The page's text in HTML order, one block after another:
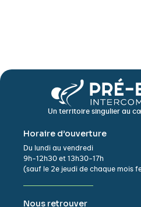
Un territoire singulier au
Horaire d’ouverture
Du lundi au vendredi
9h-12h30 et 13h30-17h
(sauf le 2e jeudi de chaque mois
Nous retrouver